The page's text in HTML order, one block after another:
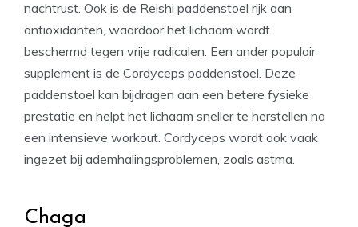
nachtrust. Ook is de Reishi paddenstoel rijk aan
antioxidanten, waardoor het lichaam wordt
beschermd tegen vrije radicalen. Een ander populair
supplement is de Cordyceps paddenstoel. Deze
paddenstoel kan bijdragen aan een betere fysieke
prestatie en helpt het lichaam sneller te herstellen na
een intensieve workout. Cordyceps wordt ook vaak
ingezet bij ademhalingsproblemen, zoals astma.
Chaga